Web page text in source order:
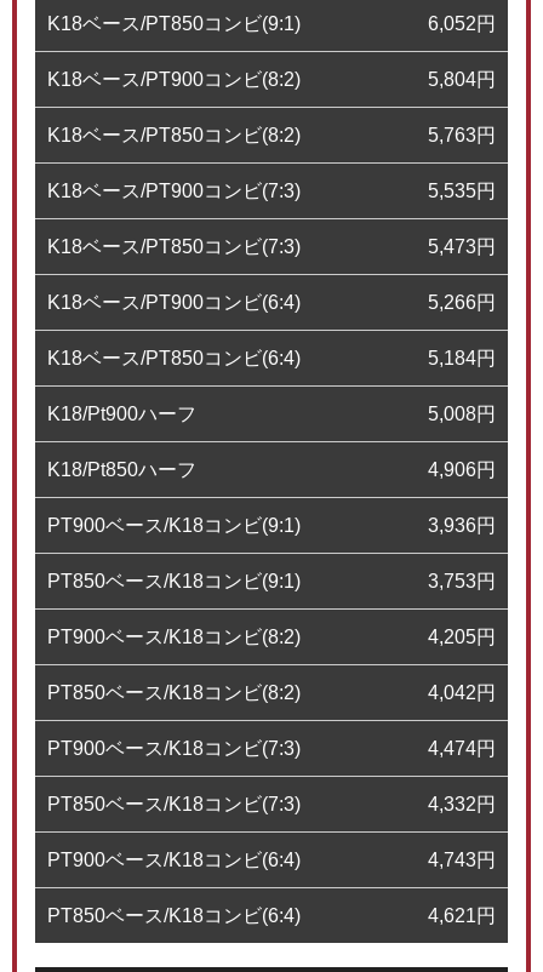
K18ベース/PT850コンビ(9:1) 6,052円
K18ベース/PT900コンビ(8:2) 5,804円
K18ベース/PT850コンビ(8:2) 5,763円
K18ベース/PT900コンビ(7:3) 5,535円
K18ベース/PT850コンビ(7:3) 5,473円
K18ベース/PT900コンビ(6:4) 5,266円
K18ベース/PT850コンビ(6:4) 5,184円
K18/Pt900ハーフ 5,008円
K18/Pt850ハーフ 4,906円
PT900ベース/K18コンビ(9:1) 3,936円
PT850ベース/K18コンビ(9:1) 3,753円
PT900ベース/K18コンビ(8:2) 4,205円
PT850ベース/K18コンビ(8:2) 4,042円
PT900ベース/K18コンビ(7:3) 4,474円
PT850ベース/K18コンビ(7:3) 4,332円
PT900ベース/K18コンビ(6:4) 4,743円
PT850ベース/K18コンビ(6:4) 4,621円